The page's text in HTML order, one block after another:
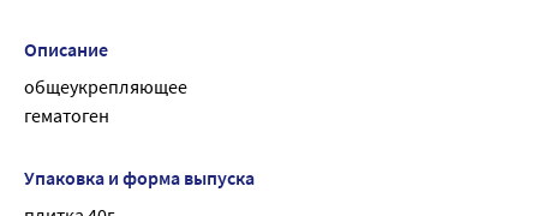
Описание
общеукрепляющее
гематоген
Упаковка и форма выпуска